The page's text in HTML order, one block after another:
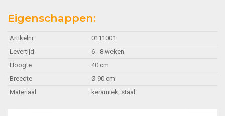
Eigenschappen:
Artikelnr
0111001
Levertijd
6 - 8 weken
Hoogte
40 cm
Breedte
Ø 90 cm
Materiaal
keramiek, staal